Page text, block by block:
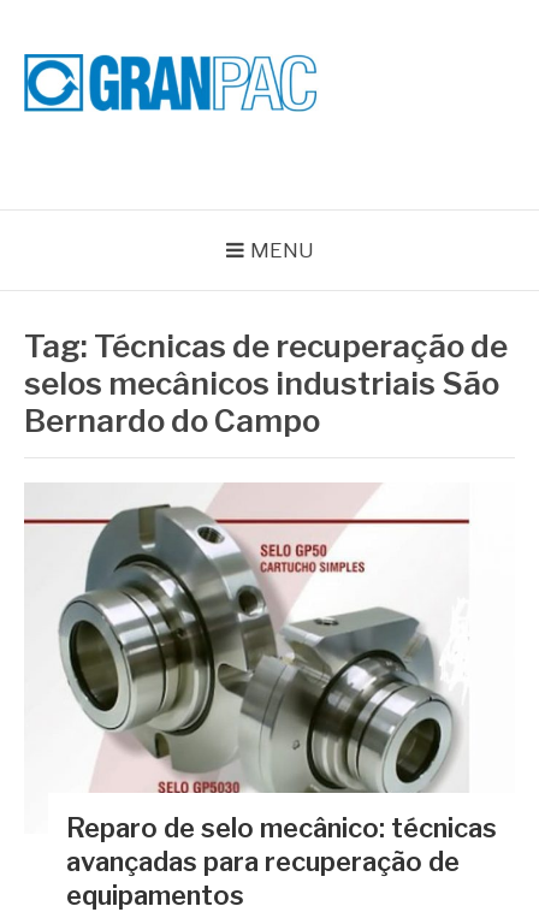
conteúdo
MENU
Tag: Técnicas de recuperação de
selos mecânicos industriais São
Bernardo do Campo
Reparo de selo mecânico: técnicas
avançadas para recuperação de
equipamentos